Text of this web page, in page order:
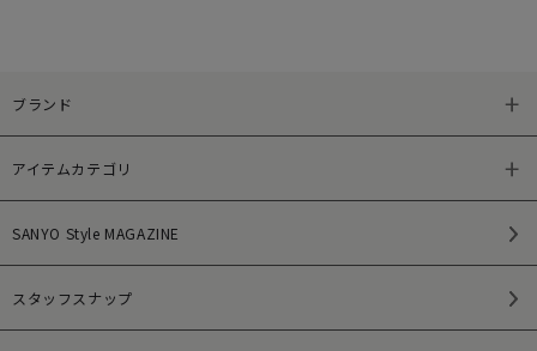
ブランド
アイテムカテゴリ
SANYO Style MAGAZINE
スタッフスナップ